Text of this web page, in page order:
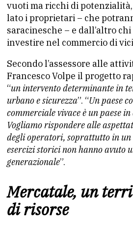
vuoti ma ricchi di
lato i proprietari – che
saracinesche – e dall’altro
investire nel commercio di
Secondo l’assessore alle
Francesco Volpe il progetto
“un intervento determinante in
urbano e sicurezza”. “Un paese
commerciale vivace è un paese
Vogliamo rispondere alle
degli operatori, soprattutto in un
esercizi storici non hanno avuto
generazionale”.
Mercatale, un
di risorse